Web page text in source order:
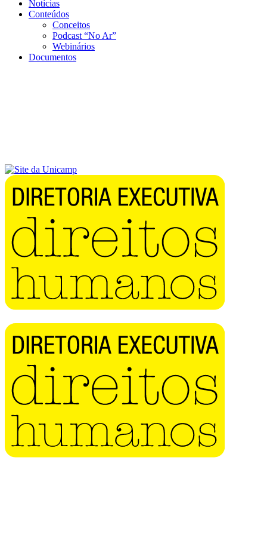
Notícias
Conteúdos
Conceitos
Podcast “No Ar”
Webinários
Documentos